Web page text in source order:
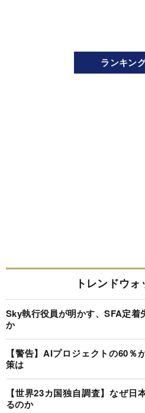
ランキン
トレンドウォ
Sky執行役員が明かす、SFA定着
か
【警告】AIプロジェクトの60
策は
【世界23カ国独自調査】なぜ
るのか